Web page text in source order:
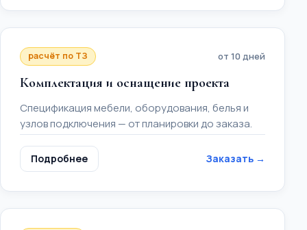
расчёт по ТЗ от 10 дней
Комплектация и оснащение проекта
Спецификация мебели, оборудования, белья и
узлов подключения — от планировки до заказа.
Подробнее Заказать →